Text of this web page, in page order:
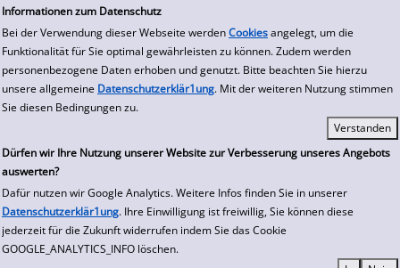
Informationen zum Datenschutz
Bei der Verwendung dieser Webseite werden Cookies angelegt, um die
Funktionalität für Sie optimal gewährleisten zu können. Zudem werden
personenbezogene Daten erhoben und genutzt. Bitte beachten Sie hierzu
unsere allgemeine Datenschutzerklär1ung. Mit der weiteren Nutzung stimmen
Sie diesen Bedingungen zu.
Dürfen wir Ihre Nutzung unserer Website zur Verbesserung unseres Angebots
auswerten?
Dafür nutzen wir Google Analytics. Weitere Infos finden Sie in unserer
Datenschutzerklär1ung. Ihre Einwilligung ist freiwillig, Sie können diese
jederzeit für die Zukunft widerrufen indem Sie das Cookie
GOOGLE_ANALYTICS_INFO löschen.
zur Navigation springen
zum Inhalt springen
Zur Detailanzeige springen